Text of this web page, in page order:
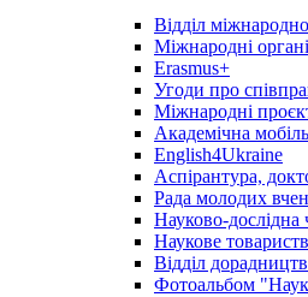
Відділ
Міжнародні
Erasmus+
Угоди про
Міжнародні
Академічна
English4Ukraine
Аспірантура,
Рада молодих
Науково-дослідна
Наукове
Відділ
Фотоальбом